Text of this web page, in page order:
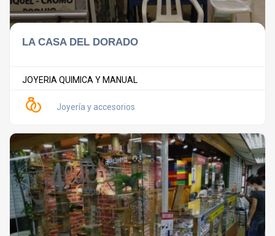
LA CASA DEL DORADO
JOYERIA QUIMICA Y MANUAL
Joyería y accesorios